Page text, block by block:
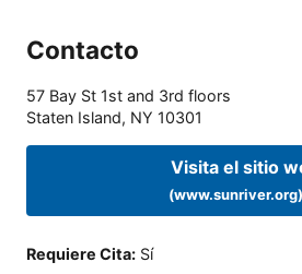
Contacto
57 Bay St 1st and 3rd floors
Staten Island, NY 10301
Visita el sitio
(www.sunriver.org)
Requiere Cita: Sí